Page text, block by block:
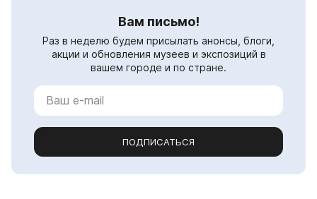
Вам письмо!
Раз в неделю будем присылать анонсы, блоги,
акции и обновления музеев и экспозиций в
вашем городе и по стране.
ПОДПИСАТЬСЯ